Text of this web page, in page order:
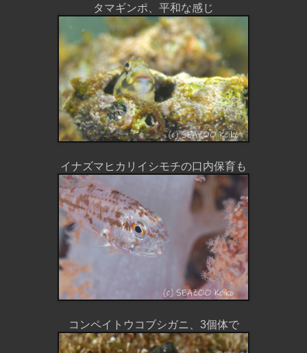
タマギンポ、平和な感じ
イナズマヒカリイシモチの口内保育も
コンペイトウコブシガニ、3個体で